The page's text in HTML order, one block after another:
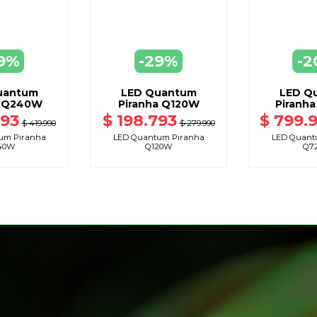
$ 419.990
Piranha
-29%
AGREGAR
A CARRO
LED Quantum
Piranha Q120W
$ 198.793 $ 279.990
LED Quantum Piranha
Q120W
-
A
LED
$
LED